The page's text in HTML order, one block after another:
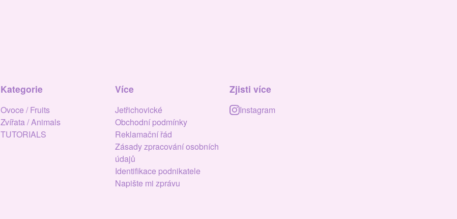
Kategorie
Ovoce / Fruits
Zvířata / Animals
TUTORIALS
Více
Jetřichovické
Obchodní podmínky
Reklamační řád
Zásady zpracování osobních
údajů
Identifikace podnikatele
Napište mi zprávu
Zjisti více
Instagram